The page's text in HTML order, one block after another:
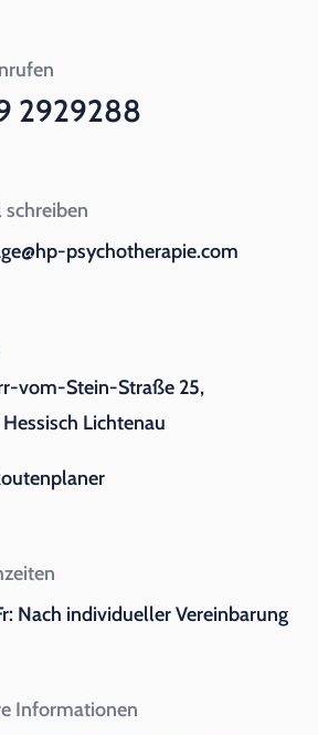
2929288
schreiben
psychotherapie.com
vom-Stein-Straße 25,
Lichtenau
Nach individueller Vereinbarung
Informationen